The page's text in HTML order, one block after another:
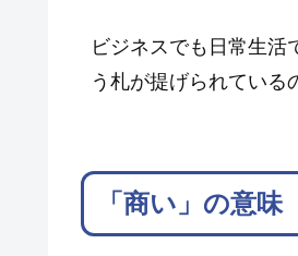
ビジネスでも日常生活
う札が提げられている
「商い」の意味